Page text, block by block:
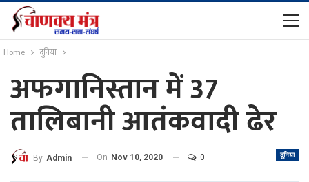
Home दुनिया
अफगानिस्तान में 37
तालिबानी आतंकवादी ढेर
दुनिया
By Admin On Nov 10, 2020 0